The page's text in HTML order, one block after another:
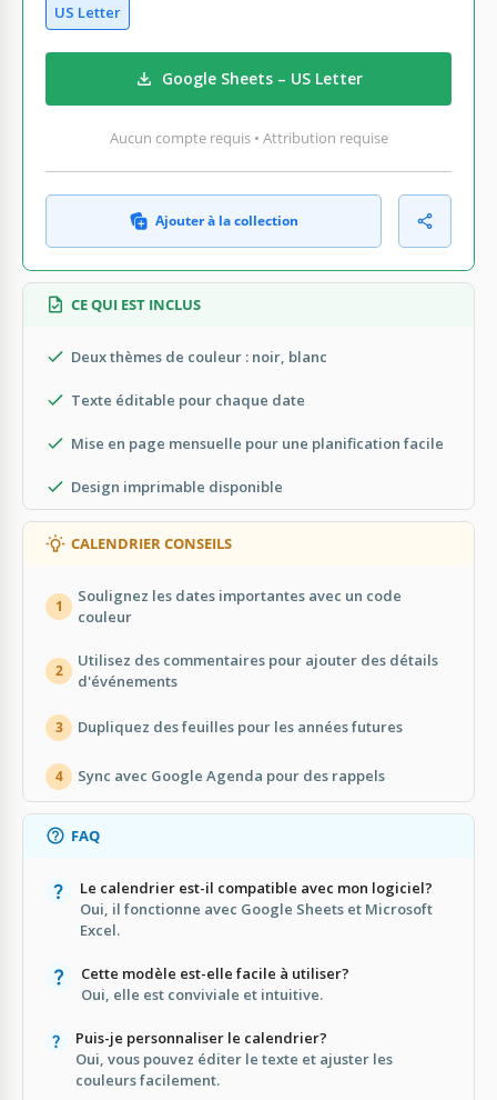
US Letter
Google Sheets – US Letter
Aucun compte requis • Attribution requise
Ajouter à la collection
CE QUI EST INCLUS
Deux thèmes de couleur : noir, blanc
Texte éditable pour chaque date
Mise en page mensuelle pour une planification facile
Design imprimable disponible
CALENDRIER CONSEILS
1
Soulignez les dates importantes avec un code
couleur
2
Utilisez des commentaires pour ajouter des détails
d'événements
3 Dupliquez des feuilles pour les années futures
4 Sync avec Google Agenda pour des rappels
FAQ
Le calendrier est-il compatible avec mon logiciel?
Oui, il fonctionne avec Google Sheets et Microsoft
Excel.
Cette modèle est-elle facile à utiliser?
Oui, elle est conviviale et intuitive.
Puis-je personnaliser le calendrier?
Oui, vous pouvez éditer le texte et ajuster les
couleurs facilement.